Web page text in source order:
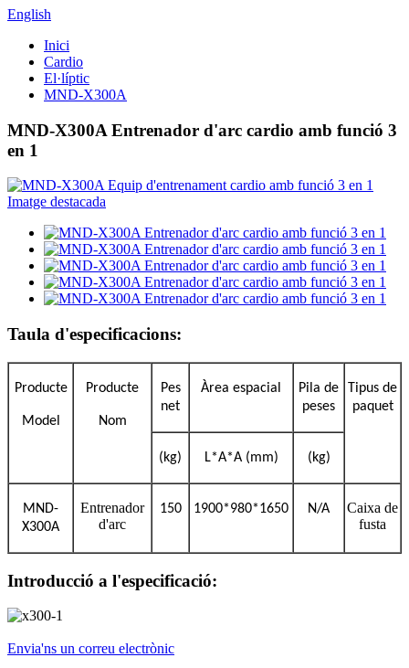
English
Inici
Cardio
El·líptic
MND-X300A
MND-X300A Entrenador d'arc cardio amb funció 3
en 1
Taula d'especificacions:
Producte
Model
Producte
Nom
Pes
net
Àrea espacial
Pila de
peses
Tipus de
paquet
(kg) L*A*A (mm) (kg)
MND-
X300A
Entrenador
d'arc
150 1900*980*1650 N/A
Caixa de
fusta
Introducció a l'especificació:
Envia'ns un correu electrònic